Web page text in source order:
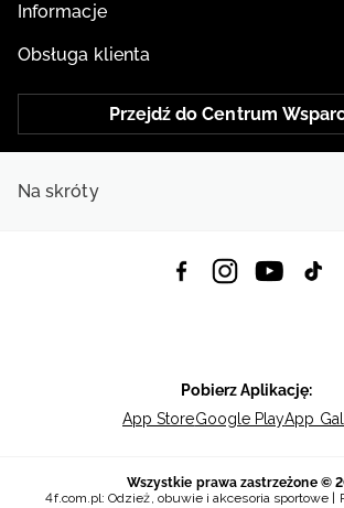
Informacje
Obsługa klienta
Przejdź do Centrum
Na skróty
Pobierz Aplikację:
App StoreGoogle PlayApp
Wszystkie prawa zastrzeżone ©
4f.com.pl: Odzież, obuwie i akcesoria sportowe |